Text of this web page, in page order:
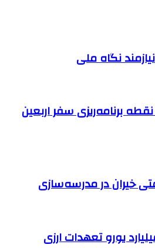
نگاه ملی
برنامه‌ریزی سفر اربعین